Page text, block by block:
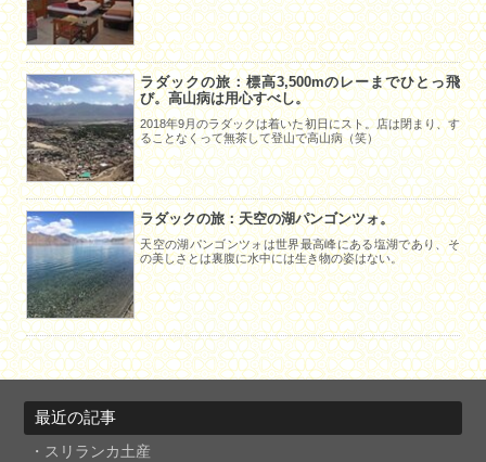
ラダックの旅：標高3,500mのレーまでひとっ飛
び。高山病は用心すべし。
2018年9月のラダックは着いた初日にスト。店は閉まり、す
ることなくって無茶して登山で高山病（笑）
ラダックの旅：天空の湖パンゴンツォ。
天空の湖パンゴンツォは世界最高峰にある塩湖であり、そ
の美しさとは裏腹に水中には生き物の姿はない。
最近の記事
スリランカ土産